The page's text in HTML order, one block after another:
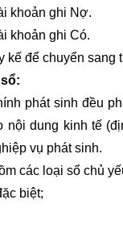
khoản ghi Nợ.
khoản ghi Có.
kế để chuyển
phát sinh đều
dung kinh tế
vụ phát sinh.
các loại sổ chủ
biệt;